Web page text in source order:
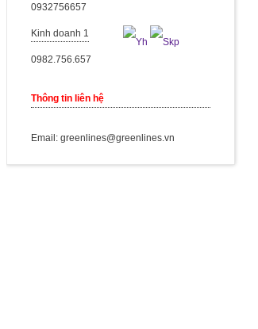
0932756657
Kinh doanh 1
0982.756.657
Thông tin liên hệ
Email: greenlines@greenlines.vn